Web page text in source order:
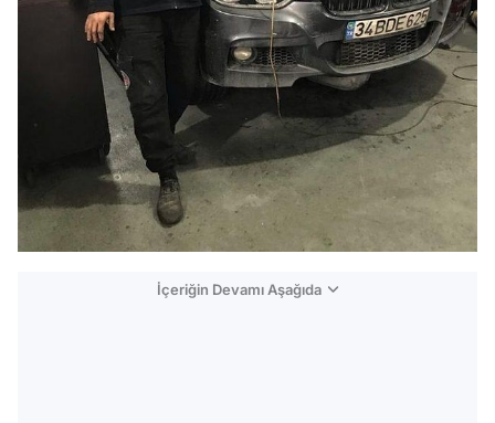
İçeriğin Devamı Aşağıda